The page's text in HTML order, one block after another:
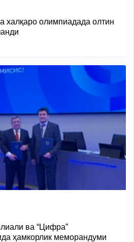
халқаро олимпиадада олтин
ва “Цифра”
ҳамкорлик меморандуми